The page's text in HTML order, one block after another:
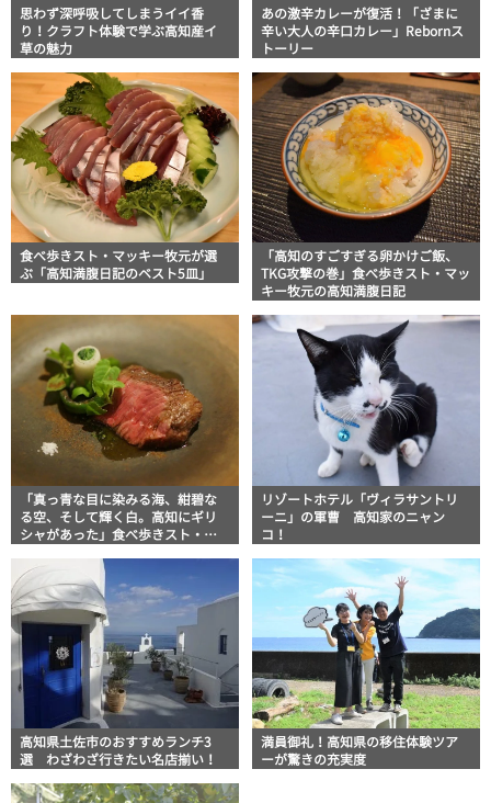
思わず深呼吸してしまうイイ香
り！クラフト体験で学ぶ高知産イ
草の魅力
あの激辛カレーが復活！「ざまに
辛い大人の辛口カレー」Rebornス
トーリー
食べ歩きスト・マッキー牧元が選
ぶ「高知満腹日記のベスト5皿」
「高知のすごすぎる卵かけご飯、
TKG攻撃の巻」食べ歩きスト・マッ
キー牧元の高知満腹日記
「真っ青な目に染みる海、紺碧な
る空、そして輝く白。高知にギリ
シャがあった」食べ歩きスト・マ
リゾートホテル「ヴィラサントリ
ーニ」の軍曹 高知家のニャン
コ！
高知県土佐市のおすすめランチ3
選 わざわざ行きたい名店揃い！
満員御礼！高知県の移住体験ツア
ーが驚きの充実度